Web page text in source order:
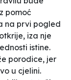
pomoć
na prvi pogled
iza nje
istine.
porodice, jer
u cjelini.